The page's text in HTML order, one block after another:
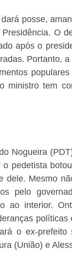
posse,
O
após o
Portanto,
ministro tem
Nogueira
o pedetista
dele. Mesmo
pelo
ao interior.
o ex-
(União) e